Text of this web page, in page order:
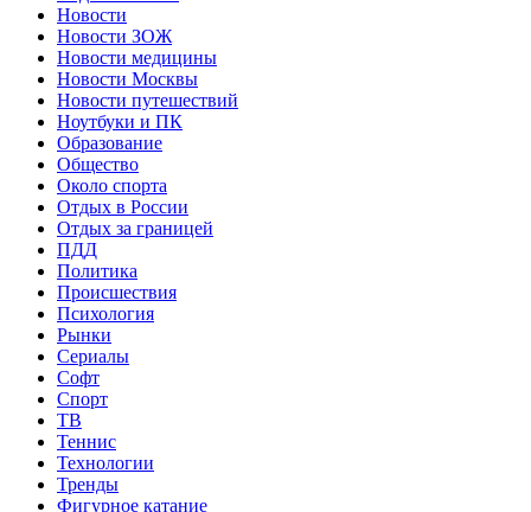
Новости
Новости ЗОЖ
Новости медицины
Новости Москвы
Новости путешествий
Ноутбуки и ПК
Образование
Общество
Около спорта
Отдых в России
Отдых за границей
ПДД
Политика
Происшествия
Психология
Рынки
Сериалы
Софт
Спорт
ТВ
Теннис
Технологии
Тренды
Фигурное катание